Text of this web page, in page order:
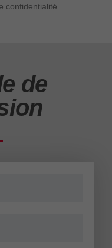
confidentialité
de